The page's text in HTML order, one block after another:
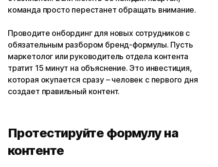
команда просто перестанет обращать внимание.
Проводите онбординг для новых сотрудников с
обязательным разбором бренд-формулы. Пусть
маркетолог или руководитель отдела контента
тратит 15 минут на объяснение. Это инвестиция,
которая окупается сразу – человек с первого дня
создает правильный контент.
Протестируйте формулу на
контенте